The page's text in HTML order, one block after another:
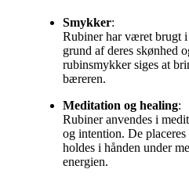
Smykker:
Rubiner har været brugt
grund af deres skønhed
rubinsmykker siges at
bæreren.
Meditation og healing:
Rubiner anvendes i
og intention. De
holdes i hånden under
energien.